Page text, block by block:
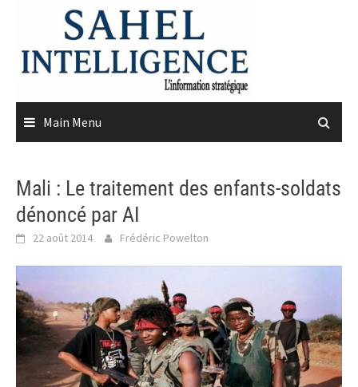
content
Main Menu
Mali : Le traitement des enfants-soldats
dénoncé par AI
22 août 2014 Frédéric Powelton